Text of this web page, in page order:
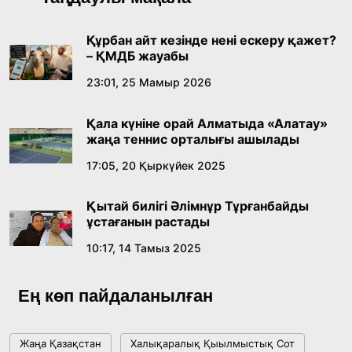
лингвомәдени сипаты
09:21, 21 Шілде 2026
Абайдың адам тәрбиесі туралы
18:59, 20 Шілде 2026
Жасанды интеллект: адамзаттың көмекшісі
18:16, 20 Шілде 2026
жетістіктері мен даму бағыты
Құрбан айт кезінде нені ескеру қажет?
– ҚМДБ жауабы
23:01, 25 Мамыр 2026
Қала күніне орай Алматыда «Алатау»
жаңа теннис орталығы ашылады
17:05, 20 Қыркүйек 2025
Қытай билігі Әлімнұр Тұрғанбайды
ұстағанын растады
10:17, 14 Тамыз 2025
Ең көп пайдаланылған
Жаңа Қазақстан Халықаралық Қыылмыстық Сот